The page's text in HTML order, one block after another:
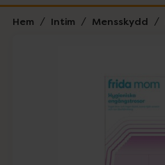
Hem Intim Mensskydd